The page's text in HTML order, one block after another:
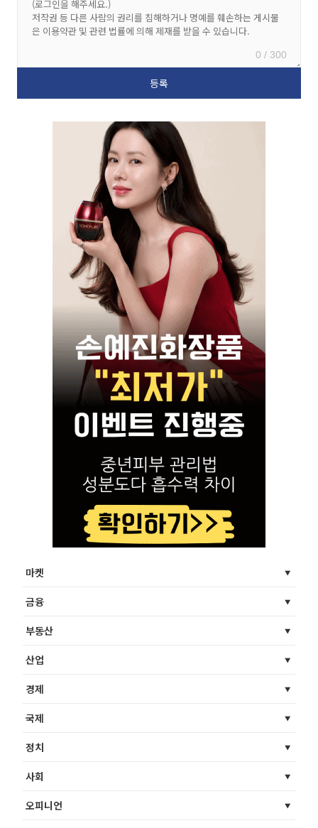
0 / 300
마켓
금융
부동산
산업
경제
국제
정치
사회
오피니언